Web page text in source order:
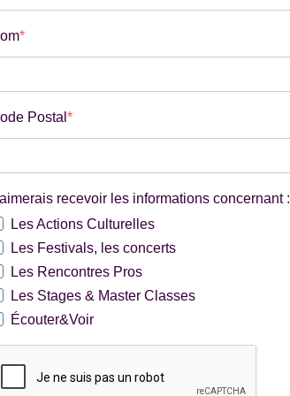
Postal
recevoir les informations concernant :
Les Actions Culturelles
Les Festivals, les concerts
Les Rencontres Pros
Les Stages & Master Classes
Écouter&Voir